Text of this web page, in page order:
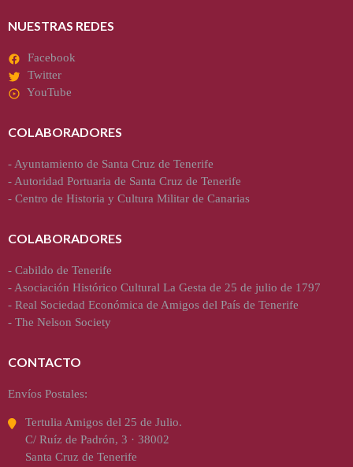
NUESTRAS REDES
Facebook
Twitter
YouTube
COLABORADORES
-Ayuntamiento de Santa Cruz de Tenerife
-Autoridad Portuaria de Santa Cruz de Tenerife
- Centro de Historia y Cultura Militar de Canarias
COLABORADORES
- Cabildo de Tenerife
-Asociación Histórico Cultural La Gesta de 25 de julio de 1797
- Real Sociedad Económica de Amigos del País de Tenerife
- The Nelson Society
CONTACTO
Envíos Postales:
Tertulia Amigos del 25 de Julio.
C/ Ruíz de Padrón, 3 · 38002
Santa Cruz de Tenerife